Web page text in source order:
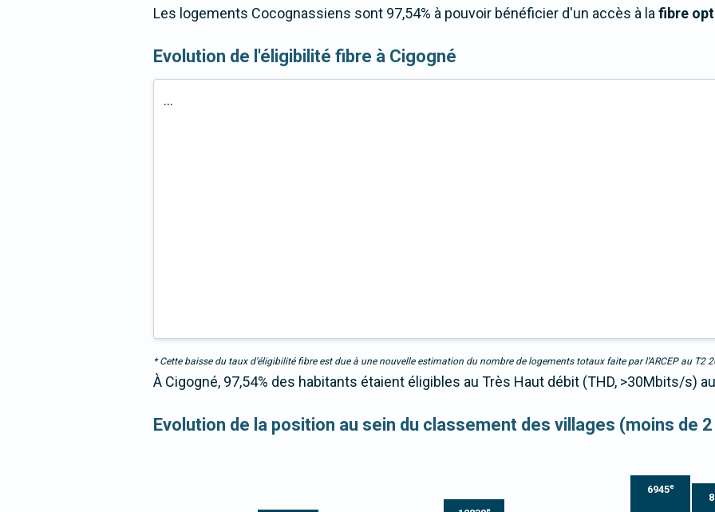
Les logements Cocognassiens sont 97,54% à pouvoir bénéficier d'un accès à lafibre
Evolution de l'éligibilité fibre à Cigogné
...
* Cette baisse du taux d’éligibilité fibre est due à une nouvelle estimation du nombre de logements totaux faite par l’ARCEP au T2
À Cigogné, 97,54% des habitants étaient éligibles au Très Haut débit (THD, >30Mbits/s)
Evolution de la position au sein du classement des villages (moins de
6945e